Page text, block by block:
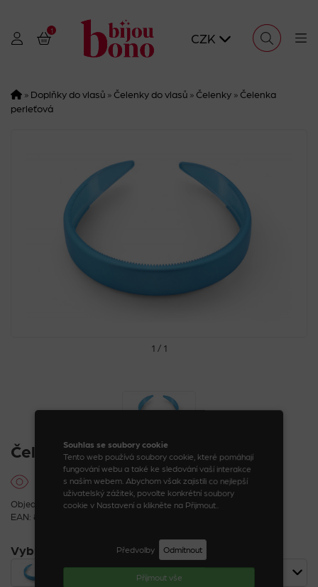
Souhlas se soubory cookie
Tento web používá soubory cookie, které pomáhají
fungování webu a také ke sledování vaší interakce
s naším webem. Abychom však zajistili co nejlepší
uživatelský zážitek, povolte konkrétní soubory
cookie v Nastavení a klikněte na Přijmout..
Předvolby Odmítnout
Příjmout vše
1
CZK
» Doplňky do vlasů» Čelenky do vlasů» Čelenky» Čelenka
perleťová
1 / 1
Čelenka perleťová
Objednací kód: 08197_12_1
EAN: 8590888081977
Vybrat variantu
Čelenka perleťová modrá 61 Kč